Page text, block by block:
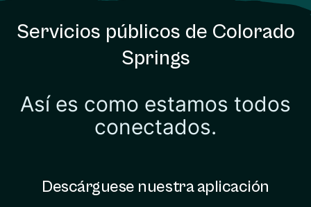
Servicios públicos de Colorado
Springs
Así es como estamos todos
conectados.
Descárguese nuestra aplicación